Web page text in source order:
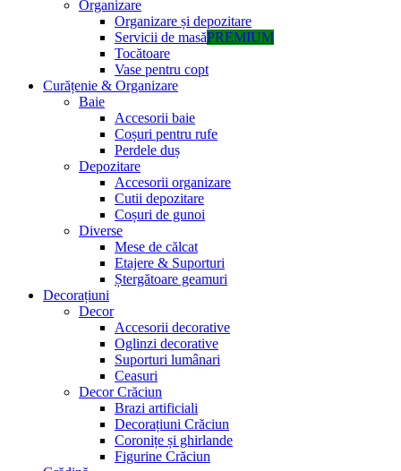
Organizare
Organizare și depozitare
Servicii de masăPREMIUM
Tocătoare
Vase pentru copt
Curățenie & Organizare
Baie
Accesorii baie
Coșuri pentru rufe
Perdele duș
Depozitare
Accesorii organizare
Cutii depozitare
Coșuri de gunoi
Diverse
Mese de călcat
Etajere & Suporturi
Ștergătoare geamuri
Decorațiuni
Decor
Accesorii decorative
Oglinzi decorative
Suporturi lumânari
Ceasuri
Decor Crăciun
Brazi artificiali
Decorațiuni Crăciun
Coronițe și ghirlande
Figurine Crăciun